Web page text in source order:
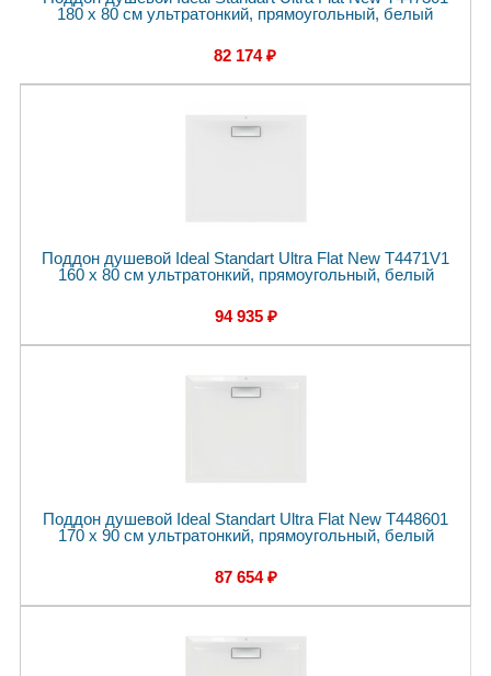
180 x 80 см ультратонкий, прямоугольный, белый
82 174 ₽
Поддон душевой Ideal Standart Ultra Flat New T4471V1
160 x 80 см ультратонкий, прямоугольный, белый
94 935 ₽
Поддон душевой Ideal Standart Ultra Flat New T448601
170 x 90 см ультратонкий, прямоугольный, белый
87 654 ₽